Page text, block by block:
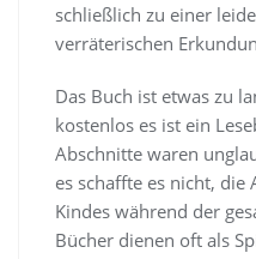
schließlich zu einer
verräterischen
Das Buch ist etwas zu
kostenlos es ist ein
Abschnitte waren
es schaffte es nicht,
Kindes während der
Bücher dienen oft als